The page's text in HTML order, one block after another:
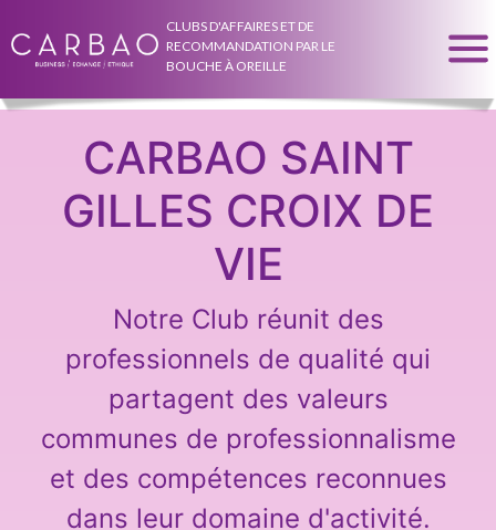
CLUBS D'AFFAIRES ET DE
RECOMMANDATION PAR LE
BOUCHE À OREILLE
CARBAO SAINT
GILLES CROIX DE
VIE
Notre Club réunit des
professionnels de qualité qui
partagent des valeurs
communes de professionnalisme
et des compétences reconnues
dans leur domaine d'activité.